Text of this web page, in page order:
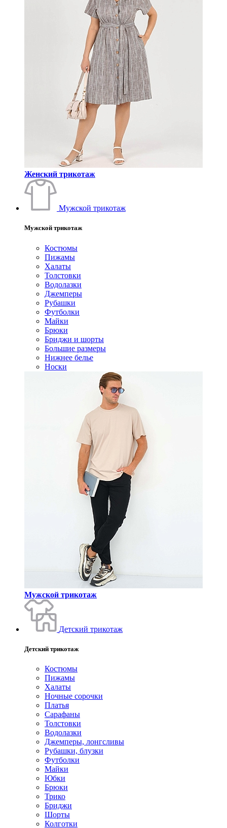
Женский трикотаж
Мужской трикотаж
Мужской трикотаж
Костюмы
Пижамы
Халаты
Толстовки
Водолазки
Джемперы
Рубашки
Футболки
Майки
Брюки
Бриджи и шорты
Большие размеры
Нижнее белье
Носки
Мужской трикотаж
Детский трикотаж
Детский трикотаж
Костюмы
Пижамы
Халаты
Ночные сорочки
Платья
Сарафаны
Толстовки
Водолазки
Джемперы, лонгсливы
Рубашки, блузки
Футболки
Майки
Юбки
Брюки
Трико
Бриджи
Шорты
Колготки